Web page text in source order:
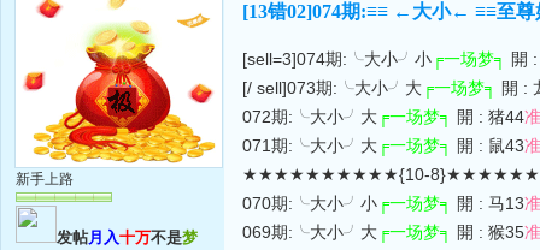
新手上路
发帖月入十万不是梦
[13错02]074期:≡≡ ←大小← ≡≡至尊
[sell=3]074期:╰大小╯小 ╒一场梦╕
開
[/ sell]073期:╰大小╯大 ╒一场梦╕
開 :
072期:╰大小╯大 ╒一场梦╕ 開 : 猪44准
071期:╰大小╯大 ╒一场梦╕ 開 : 鼠43准
★★★★★★★★★★{10-
070期:╰大小╯小 ╒一场梦╕ 開 : 马13准
069期:╰大小╯大 ╒一场梦╕ 開 : 猴35准